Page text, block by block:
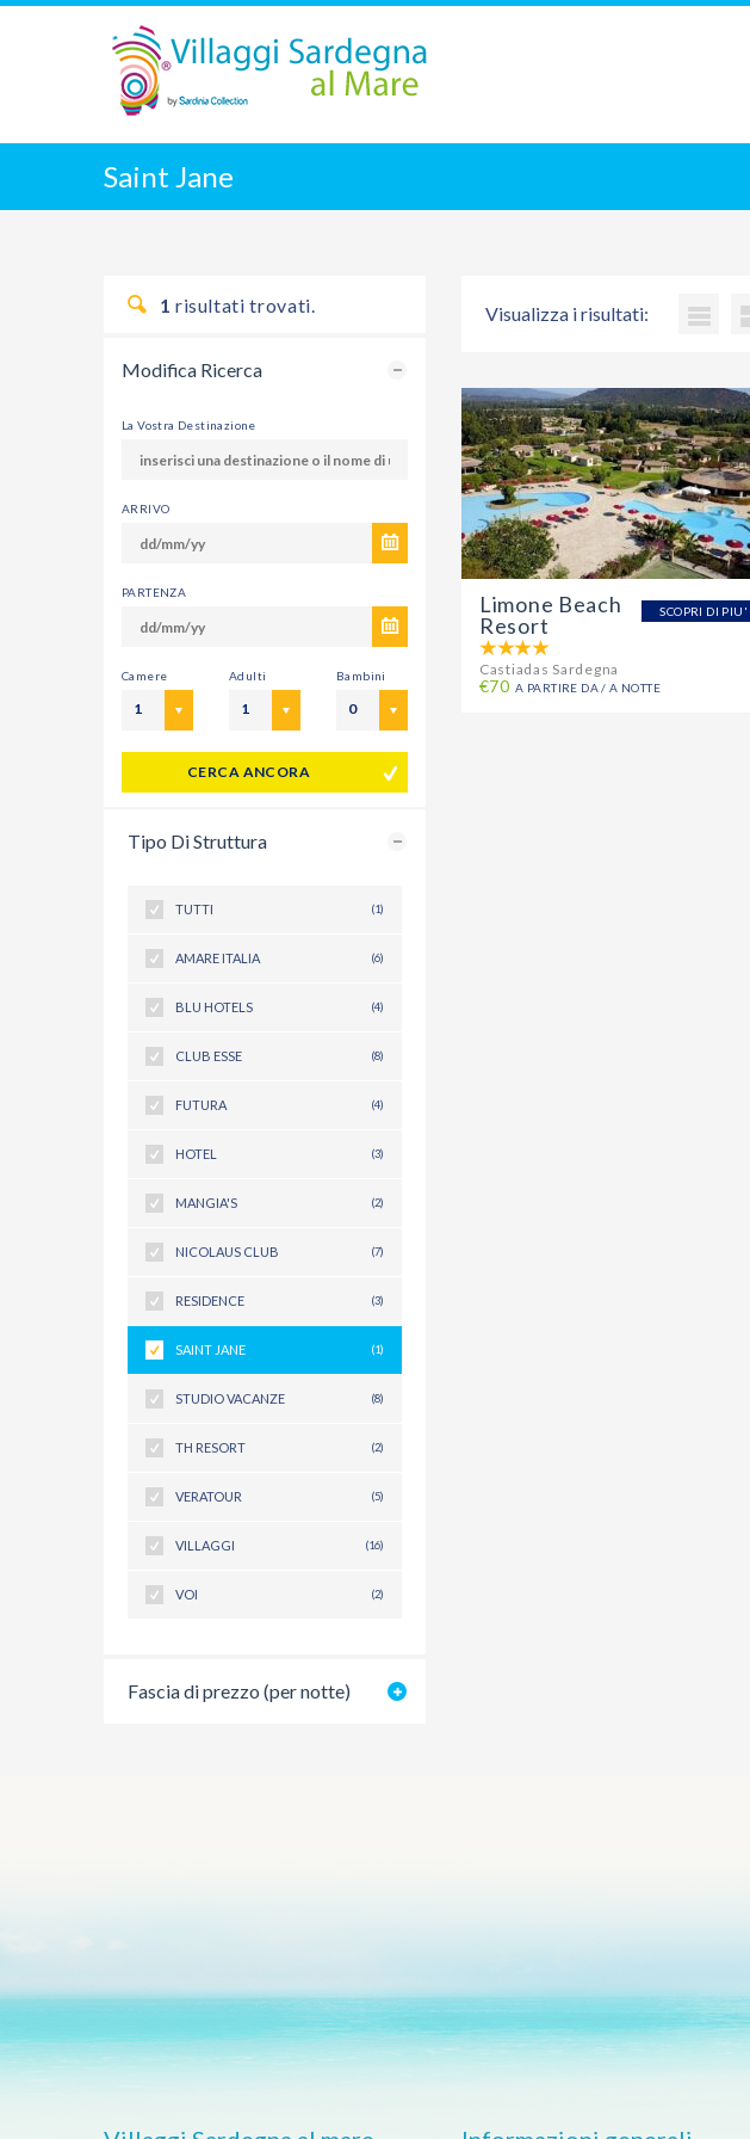
Saint Jane
1 risultati trovati.
Modifica Ricerca
La Vostra Destinazione
ARRIVO
PARTENZA
Camere
1
Adulti
1
Bambini
0
CERCA ANCORA
Tipo Di Struttura
TUTTI (1)
AMARE ITALIA (6)
BLU HOTELS (4)
CLUB ESSE (8)
FUTURA (4)
HOTEL (3)
MANGIA'S (2)
NICOLAUS CLUB (7)
RESIDENCE (3)
SAINT JANE (1)
STUDIO VACANZE (8)
TH RESORT (2)
VERATOUR (5)
VILLAGGI (16)
VOI (2)
Fascia di prezzo (per notte)
Visualizza i risultati:
SCOPRI DI PIU'
Limone Beach
Resort
Castiadas Sardegna
€70 A PARTIRE DA / A NOTTE